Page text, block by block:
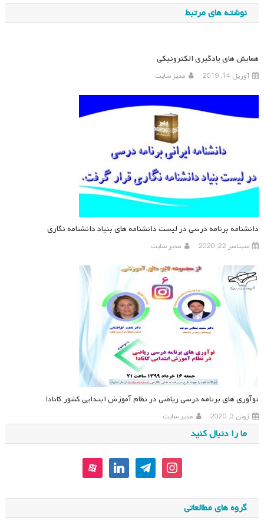
نوشته های مرتبط
همایش های یادگیری الکترونیکی
آوریل 14, 2019 مدیر سایت
دانشنامه برنامه درسی در لیست دانشنامه های بنیاد دانشنامه نگاری
سپتامبر 22, 2020 مدیر سایت
نوآوری های برنامه درسی ریاضی در نظام آموزش ابتدایی کشور کانادا
ژوئن 3, 2020 مدیر سایت
ما را دنبال کنید
instagram
telegram
linkedin
aparat
گروه های مطالعاتی